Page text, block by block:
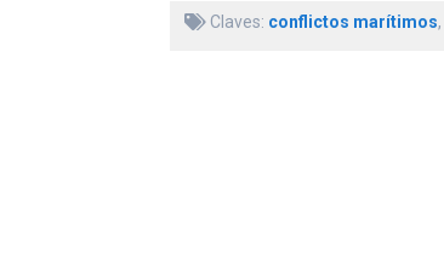
Claves: conflictos marítimos,